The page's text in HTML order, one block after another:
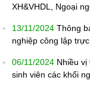
XH&VHDL, Ngoại
13/11/2024 Thông
nghiệp công lập
06/11/2024 Nhiều
sinh viên các khối